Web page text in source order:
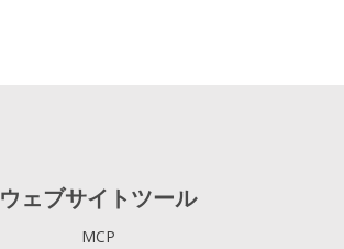
ウェブサイトツール
MCP